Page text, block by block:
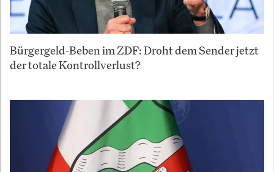
Bürgergeld-Beben im ZDF: Droht dem Sender jetzt
der totale Kontrollverlust?